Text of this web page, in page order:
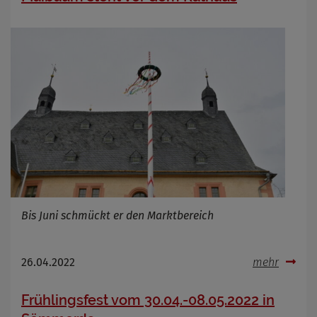
Bis Juni schmückt er den Marktbereich
26.04.2022 mehr
Frühlingsfest vom 30.04.-08.05.2022 in
Zweck
Infos schließen